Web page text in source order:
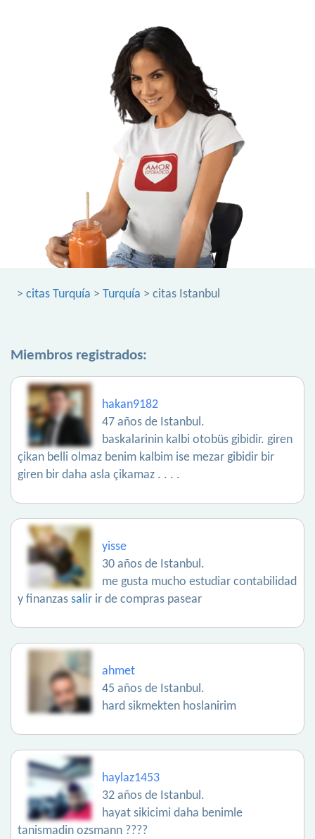
> citas Turquía > Turquía > citas Istanbul
Miembros registrados:
hakan9182
47 años de Istanbul.
baskalarinin kalbi otobüs gibidir. giren
çikan belli olmaz benim kalbim ise mezar gibidir bir
giren bir daha asla çikamaz . . . .
yisse
30 años de Istanbul.
me gusta mucho estudiar contabilidad
y finanzas salir ir de compras pasear
ahmet
45 años de Istanbul.
hard sikmekten hoslanirim
haylaz1453
32 años de Istanbul.
hayat sikicimi daha benimle
tanismadin ozsmann ????